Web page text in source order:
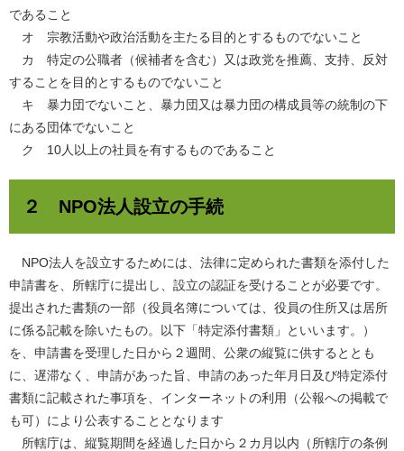
であること
オ 宗教活動や政治活動を主たる目的とするものでないこと
カ 特定の公職者（候補者を含む）又は政党を推薦、支持、反対
することを目的とするものでないこと
キ 暴力団でないこと、暴力団又は暴力団の構成員等の統制の下
にある団体でないこと
ク 10人以上の社員を有するものであること
２ NPO法人設立の手続
NPO法人を設立するためには、法律に定められた書類を添付した
申請書を、所轄庁に提出し、設立の認証を受けることが必要です。
提出された書類の一部（役員名簿については、役員の住所又は居所
に係る記載を除いたもの。以下「特定添付書類」といいます。）
を、申請書を受理した日から２週間、公衆の縦覧に供するととも
に、遅滞なく、申請があった旨、申請のあった年月日及び特定添付
書類に記載された事項を、インターネットの利用（公報への掲載で
も可）により公表することとなります
所轄庁は、縦覧期間を経過した日から２カ月以内（所轄庁の条例